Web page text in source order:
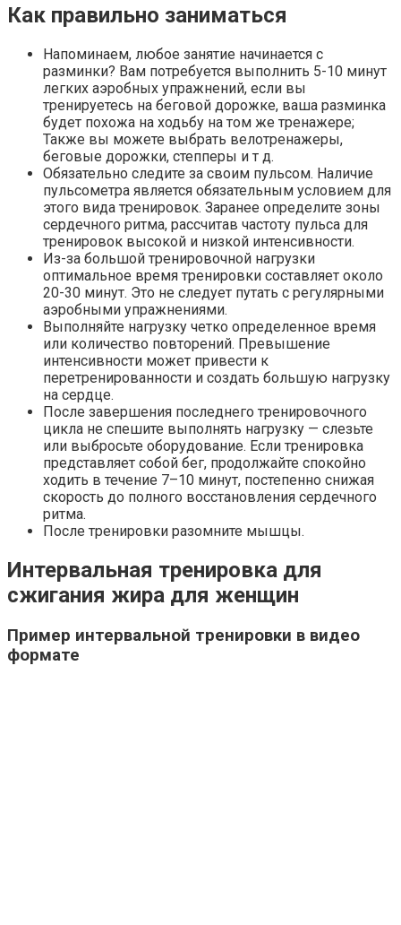
Как правильно заниматься
Напоминаем, любое занятие начинается с
разминки? Вам потребуется выполнить 5-10 минут
легких аэробных упражнений, если вы
тренируетесь на беговой дорожке, ваша разминка
будет похожа на ходьбу на том же тренажере;
Также вы можете выбрать велотренажеры,
беговые дорожки, степперы и т д.
Обязательно следите за своим пульсом. Наличие
пульсометра является обязательным условием для
этого вида тренировок. Заранее определите зоны
сердечного ритма, рассчитав частоту пульса для
тренировок высокой и низкой интенсивности.
Из-за большой тренировочной нагрузки
оптимальное время тренировки составляет около
20-30 минут. Это не следует путать с регулярными
аэробными упражнениями.
Выполняйте нагрузку четко определенное время
или количество повторений. Превышение
интенсивности может привести к
перетренированности и создать большую нагрузку
на сердце.
После завершения последнего тренировочного
цикла не спешите выполнять нагрузку — слезьте
или выбросьте оборудование. Если тренировка
представляет собой бег, продолжайте спокойно
ходить в течение 7–10 минут, постепенно снижая
скорость до полного восстановления сердечного
ритма.
После тренировки разомните мышцы.
Интервальная тренировка для
сжигания жира для женщин
Пример интервальной тренировки в видео
формате